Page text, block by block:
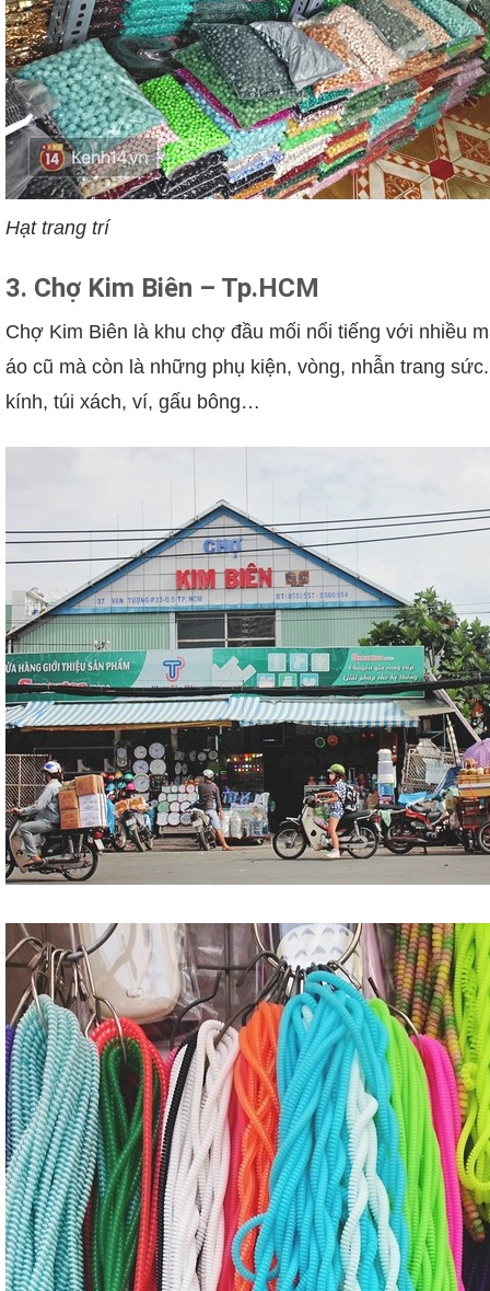
Hạt trang trí
3. Chợ Kim Biên – Tp.HCM
Chợ Kim Biên là khu chợ đầu mối nổi tiếng với nhiều
áo cũ mà còn là những phụ kiện, vòng, nhẫn trang
kính, túi xách, ví, gấu bông…